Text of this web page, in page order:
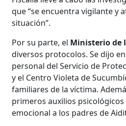
que “se encuentra vigilante y
situación”.
Por su parte, el Ministerio de
diversos protocolos. Se dijo
personal del Servicio de
y el Centro Violeta de
familiares de la víctima.
primeros auxilios
emocional a los padres de